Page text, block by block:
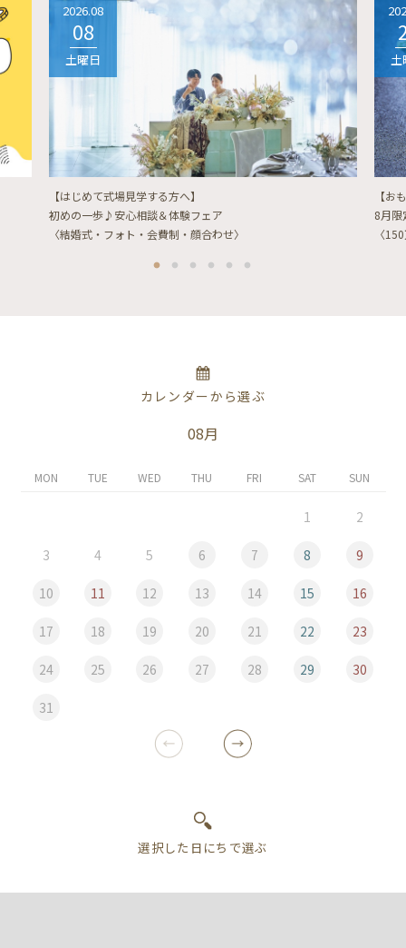
2026.08
08
土曜日
【はじめて式場見学する方へ】
初めの一歩♪安心相談＆体験フェア
〈結婚式・フォト・会費制・顔合わせ〉
土
【お
8月限
〈
カレンダーから選ぶ
08月
MON TUE WED THU FRI SAT SUN
1 2
3 4 5 6 7 8 9
10 11 12 13 14 15 16
17 18 19 20 21 22 23
24 25 26 27 28 29 30
31